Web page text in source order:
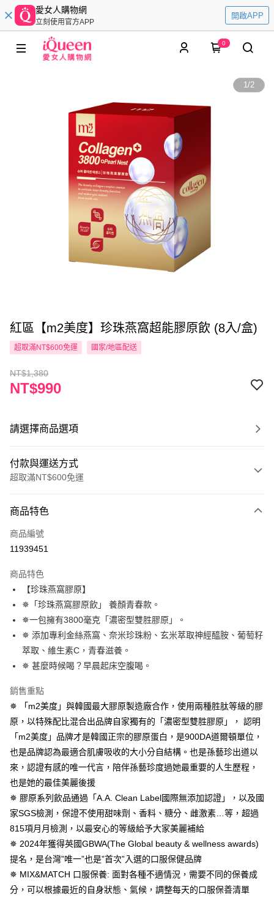
愛女人購物網
立刻使用官方APP
開啟APP
0
1/2
紅區【m2美度】珍珠燕窩超能膠原飲 (8入/盒)
超取滿NT$600免運 國家/地區配送
NT$1,380
NT$990
請選擇商品選項
付款與運送方式
超取滿NT$600免運
信用卡一次付款
超商取貨付款
Apple Pay
街口支付
悠遊付
Google Pay
【關於「AFTEE先享後付」】
AFTEE先享後付是「在收到商品之後才付款」的支付方式。 讓您購物簡單
便利好安心！
１．簡單：不需註冊會員、不需綁卡、不需儲值。
２．便利：只要手機號碼，簡訊認證，即可結帳。
３．安心：先確認商品／服務後，再付款。
１．於結帳方式選擇「AFTEE先享後付」後，將跳轉至「AFTEE先享後付」
結帳頁面，進行簡訊認證並確認金額後，即可完成結帳。
２．訂單成立數日內，您將收到繳費通知簡訊。
３．收到繳費通知簡訊後14天內，點擊此簡訊中的連結，可透過四大超商／
ATM／網路銀行／等多元方式進行付款，方視為交易完成。
※ 請注意：結帳手續完成當下不需立刻繳費，但若您需要取消訂單，請聯絡
後付繳納相關費用。
ATM付款
運送方式
全家付款取貨
每筆NT$100，滿NT$600(含以上)免運費
付款後全家取貨
每筆NT$100，滿NT$600(含以上)免運費
萊爾富取貨付款
商品特色
商品編號
11939451
商品特色
【珍珠燕窩膠原】
✵「珍珠燕窩膠原飲」 養顏青春款。
✵一包擁有3800毫克「濃密型雙胜膠原」。
✵ 添加專利金絲燕窩、奈米珍珠粉、玄米萃取神經醯胺、葡萄籽
萃取、維生素C，青春滋養。
✵ 甚麼時候喝？早晨起床空腹喝。
銷售重點
✵ 「m2美度」與韓國最大膠原製造廠合作，使用兩種胜肽等級的膠
原，以特殊配比混合出品牌自家獨有的「濃密型雙胜膠原」， 認明
「m2美度」品牌才是韓國正宗的膠原蛋白，是900DA道爾頓單位，
也是品牌認為最適合肌膚吸收的大小分自結構。也是孫藝珍出道以
來，認證有感的唯一代言，陪伴孫藝珍度過她最重要的人生歷程，
也是她的最佳美麗後援
✵ 膠原系列飲品通過「A.A. Clean Label國際無添加認證」，以及國
家SGS檢測，保證不使用甜味劑、香料、糖分、雌激素…等，超過
815項月月檢測，以最安心的等級給予大家美麗補給
✵ 2024年獲得英國GBWA(The Global beauty & wellness awards)
提名，是台灣”唯一”也是”首次”入選的口服保健品牌
✵ MIX&MATCH 口服保養: 面對各種不適情況，需要不同的保養成
分，可以根據最近的自身狀態、氣候，調整每天的口服保善清單